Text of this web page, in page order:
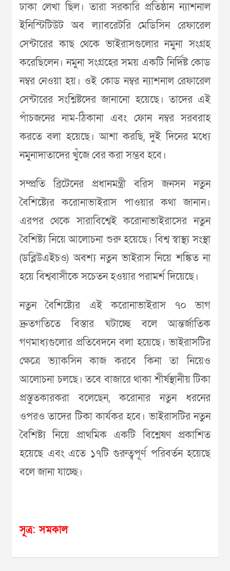
ঢাকা লেখা ছিল। তারা সরকারি প্রতিষ্ঠান ন্যাশনাল
ইনিস্টিটিউট অব ল্যাবরেটরি মেডিসিন রেফারেল
সেন্টারের কাছ থেকে ভাইরাসগুলোর নমুনা সংগ্রহ
করেছিলেন। নমুনা সংগ্রহের সময় একটি নির্দিষ্ট কোড
নম্বর নেওয়া হয়। ওই কোড নম্বর ন্যাশনাল রেফারেল
সেন্টারের সংশ্নিষ্টদের জানানো হয়েছে। তাদের এই
পাঁচজনের নাম-ঠিকানা এবং ফোন নম্বর সরবরাহ
করতে বলা হয়েছে। আশা করছি, দুই দিনের মধ্যে
নমুনাদাতাদের খুঁজে বের করা সম্ভব হবে।
সম্প্রতি ব্রিটেনের প্রধানমন্ত্রী বরিস জনসন নতুন
বৈশিষ্ট্যের করোনাভাইরাস পাওয়ার কথা জানান।
এরপর থেকে সারাবিশ্বেই করোনাভাইরাসের নতুন
বৈশিষ্ট্য নিয়ে আলোচনা শুরু হয়েছে। বিশ্ব স্বাস্থ্য সংস্থা
(ডব্লিউএইচও) অবশ্য নতুন ভাইরাস নিয়ে শঙ্কিত না
হয়ে বিশ্ববাসীকে সচেতন হওয়ার পরামর্শ দিয়েছে।
নতুন বৈশিষ্ট্যের এই করোনাভাইরাস ৭০ ভাগ
দ্রুতগতিতে বিস্তার ঘটাচ্ছে বলে আন্তর্জাতিক
গণমাধ্যগুলোর প্রতিবেদনে বলা হয়েছে। ভাইরাসটির
ক্ষেত্রে ভ্যাকসিন কাজ করবে কিনা তা নিয়েও
আলোচনা চলছে। তবে বাজারে থাকা শীর্ষস্থানীয় টিকা
প্রস্তুতকারকরা বলেছেন, করোনার নতুন ধরনের
ওপরও তাদের টিকা কার্যকর হবে। ভাইরাসটির নতুন
বৈশিষ্ট্য নিয়ে প্রাথমিক একটি বিশ্লেষণ প্রকাশিত
হয়েছে এবং এতে ১৭টি গুরুত্বপূর্ণ পরিবর্তন হয়েছে
বলে জানা যাচ্ছে।
সূত্র: সমকাল